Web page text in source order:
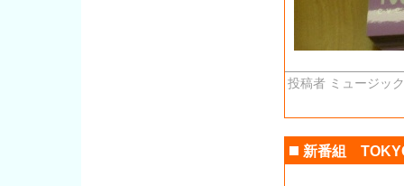
投稿者 ミュージッ
新番組